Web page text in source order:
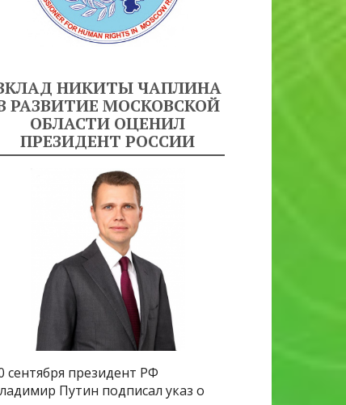
НИКИТЫ ЧАПЛИНА
РАЗВИТИЕ МОСКОВСКОЙ
ОБЛАСТИ ОЦЕНИЛ
ПРЕЗИДЕНТ РОССИИ
сентября президент РФ
Путин подписал указ о